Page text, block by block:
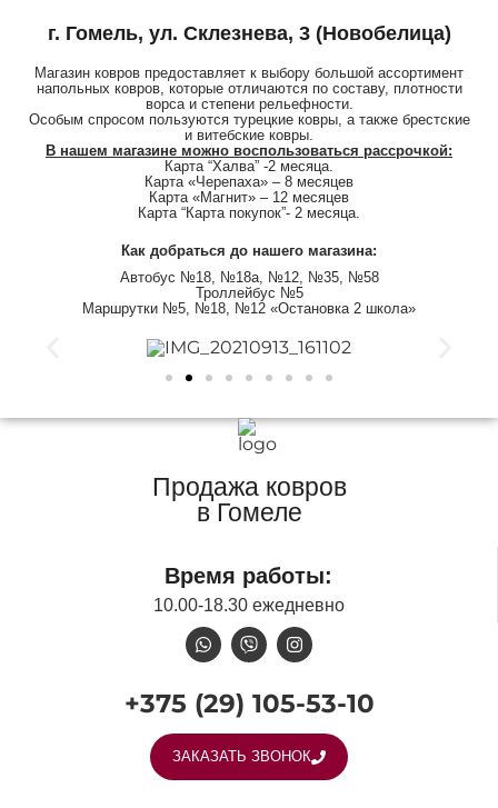
г. Гомель, ул. Склезнева, 3 (Новобелица)
Магазин ковров предоставляет к выбору большой ассортимент
напольных ковров, которые отличаются по составу, плотности
ворса и степени рельефности.
Особым спросом пользуются турецкие ковры, а также брестские
и витебские ковры.
В нашем магазине можно воспользоваться рассрочкой:
Карта “Халва” -2 месяца.
Карта «Черепаха» – 8 месяцев
Карта «Магнит» – 12 месяцев
Карта “Карта покупок”- 2 месяца.
Как добраться до нашего магазина:
Автобус №18, №18a, №12, №35, №58
Троллейбус №5
Маршрутки №5, №18, №12 «Остановка 2 школа»
Продажа ковров
в Гомеле
Время работы:
10.00-18.30 ежедневно
+375 (29) 105-53-10
ЗАКАЗАТЬ ЗВОНОК